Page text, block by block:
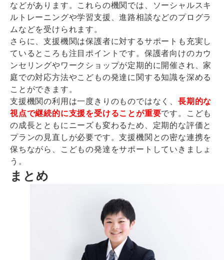
などがあります。これらの機関では、ソーシャルスキ
ルトレーニングや学習支援、進路相談などのプログラ
ムなどを受けられます。
さらに、支援機関は保護者に対するサポートも充実し
ているところも注目ポイントです。保護者向けのカウ
ンセリングやワークショップが定期的に開催され、家
庭での対応方法やこどもの発達に関する知識を深める
ことができます。
支援機関の利用は一度きりのものではなく、 長期的な
視点で継続的に支援を受けることが重要です。こども
の成長とともにニーズも変わるため、定期的な評価と
プランの見直しが必要です。支援機関との密な連携を
保ちながら、こどもの発達をサポートしていきましょ
う。
まとめ